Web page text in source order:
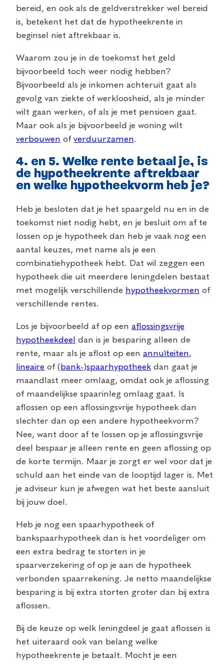
bereid, en ook als de geldverstrekker wel bereid
is, betekent het dat de hypotheekrente in
beginsel niet aftrekbaar is.
Waarom zou je in de toekomst het geld
bijvoorbeeld toch weer nodig hebben?
Bijvoorbeeld als je inkomen achteruit gaat als
gevolg van ziekte of werkloosheid, als je minder
wilt gaan werken, of als je met pensioen gaat.
Maar ook als je bijvoorbeeld je woning wilt
verbouwen of verduurzamen.
4. en 5. Welke rente betaal je, is
de hypotheekrente aftrekbaar
en welke hypotheekvorm heb je?
Heb je besloten dat je het spaargeld nu en in de
toekomst niet nodig hebt, en je besluit om af te
lossen op je hypotheek dan heb je vaak nog een
aantal keuzes, met name als je een
combinatiehypotheek hebt. Dat wil zeggen een
hypotheek die uit meerdere leningdelen bestaat
met mogelijk verschillende hypotheekvormen of
verschillende rentes.
Los je bijvoorbeeld af op een aflossingsvrije
hypotheekdeel
dan is je besparing alleen de
rente, maar als je aflost op een annuïteiten,
lineaire of ( bank-)spaarhypotheek dan gaat je
maandlast meer omlaag, omdat ook je aflossing
of maandelijkse spaarinleg omlaag gaat. Is
aflossen op een aflossingsvrije hypotheek dan
slechter dan op een andere hypotheekvorm?
Nee, want door af te lossen op je aflossingsvrije
deel bespaar je alleen rente en geen aflossing op
de korte termijn. Maar je zorgt er wel voor dat je
schuld aan het einde van de looptijd lager is. Met
je adviseur kun je afwegen wat het beste aansluit
bij jouw doel.
Heb je nog een spaarhypotheek of
bankspaarhypotheek dan is het voordeliger om
een extra bedrag te storten in je
spaarverzekering of op je aan de hypotheek
verbonden spaarrekening. Je netto maandelijkse
besparing is bij extra storten groter dan bij extra
aflossen.
Bij de keuze op welk leningdeel je gaat aflossen is
het uiteraard ook van belang welke
hypotheekrente je betaalt. Mocht je een